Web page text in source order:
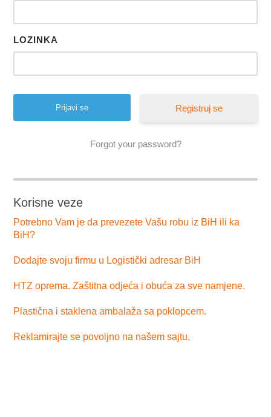
LOZINKA
Registruj se
Forgot your password?
Korisne veze
Potrebno Vam je da prevezete Vašu robu iz BiH ili ka
BiH?
Dodajte svoju firmu u Logistički adresar BiH
HTZ oprema. Zaštitna odjeća i obuća za sve namjene.
Plastična i staklena ambalaža sa poklopcem.
Reklamirajte se povoljno na našem sajtu.